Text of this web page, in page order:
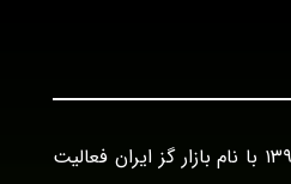
بازرگانی گز آراد در سال ۱۳۹۴ با نام بازار گز ایران فعالیت